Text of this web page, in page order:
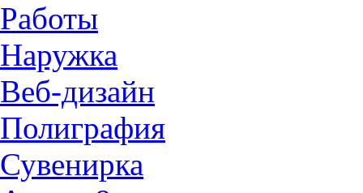
Работы
Наружка
Веб-дизайн
Полиграфия
Сувенирка